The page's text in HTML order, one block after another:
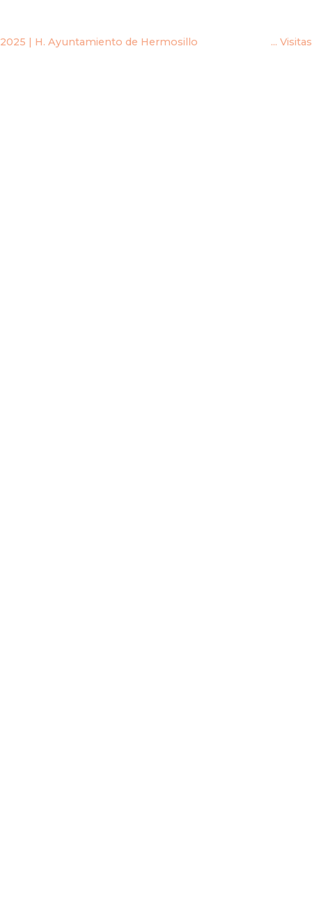
2025 | H. Ayuntamiento de Hermosillo ... Visitas